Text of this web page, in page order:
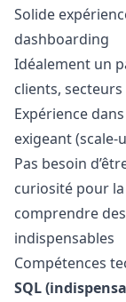
Solide
dashboarding
Idéalement un
clients,
Expérience
exigeant
Pas besoin
curiosité pour
comprendre
indispensables
Compétences
SQL